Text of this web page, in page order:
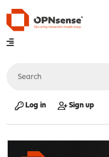
Log in Sign up